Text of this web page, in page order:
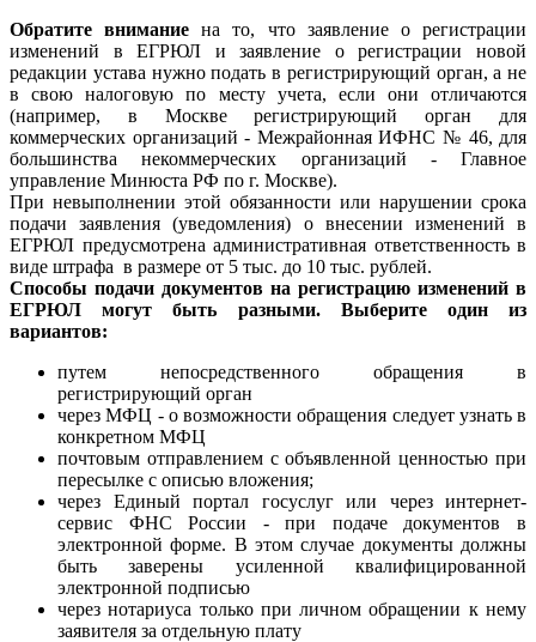
Обратите внимание на то, что заявление о регистрации
изменений в ЕГРЮЛ и заявление о регистрации новой
редакции устава нужно подать в регистрирующий орган, а не
в свою налоговую по месту учета, если они отличаются
(например, в Москве регистрирующий орган для
коммерческих организаций - Межрайонная ИФНС № 46, для
большинства некоммерческих организаций - Главное
управление Минюста РФ по г. Москве).
При невыполнении этой обязанности или нарушении срока
подачи заявления (уведомления) о внесении изменений в
ЕГРЮЛ предусмотрена административная ответственность в
виде штрафа в размере от 5 тыс. до 10 тыс. рублей.
Способы подачи документов на регистрацию изменений в
ЕГРЮЛ могут быть разными. Выберите один из
вариантов:
путем непосредственного обращения в
регистрирующий орган
через МФЦ - о возможности обращения следует узнать в
конкретном МФЦ
почтовым отправлением с объявленной ценностью при
пересылке с описью вложения;
через Единый портал госуслуг или через интернет-
сервис ФНС России - при подаче документов в
электронной форме. В этом случае документы должны
быть заверены усиленной квалифицированной
электронной подписью
через нотариуса только при личном обращении к нему
заявителя за отдельную плату